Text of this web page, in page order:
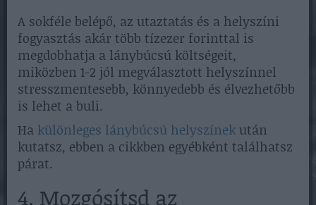
A sokféle belépő, az utaztatás és a helyszíni
fogyasztás akár több tízezer forinttal is
megdobhatja a lánybúcsú költségeit,
miközben 1-2 jól megválasztott helyszínnel
stresszmentesebb, könnyedebb és élvezhetőbb
is lehet a buli.
Ha különleges lánybúcsú helyszínekután
kutatsz, ebben a cikkben egyébként találhatsz
párat.
4. Mozgósítsd az